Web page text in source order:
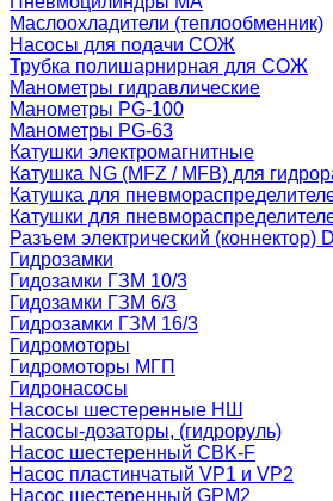
Маслоохладители (теплообменник)
Насосы для подачи СОЖ
Трубка полишарнирная для СОЖ
Манометры гидравлические
Манометры PG-100
Манометры PG-63
Катушки электромагнитные
Катушка NG (MFZ / MFB) для
Катушка для
Катушки для
Разъем электрический (коннектор)
Гидрозамки
Гидозамки ГЗМ 10/3
Гидозамки ГЗМ 6/3
Гидрозамки ГЗМ 16/3
Гидромоторы
Гидромоторы МГП
Гидронасосы
Насосы шестеренные НШ
Насосы-дозаторы, (гидроруль)
Насос шестеренный CBK-F
Насос пластинчатый VP1 и VP2
Насос шестеренный GPM2